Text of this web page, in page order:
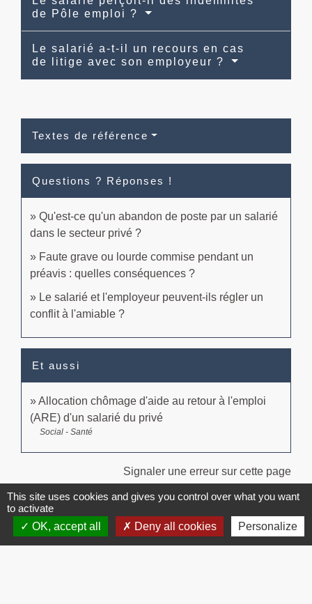
de Pôle emploi ?
Le salarié a-t-il un recours en cas
de litige avec son employeur ?
Textes de référence
Questions ? Réponses !
Qu'est-ce qu'un abandon de poste par un salarié
dans le secteur privé ?
Faute grave ou lourde commise pendant un
préavis : quelles conséquences ?
Le salarié et l'employeur peuvent-ils régler un
conflit à l'amiable ?
Et aussi
Allocation chômage d'aide au retour à l'emploi
(ARE) d'un salarié du privé
Social - Santé
Signaler une erreur sur cette page
This site uses cookies and gives you control over what you want
to activate
OK, accept all
Deny all cookies Personalize